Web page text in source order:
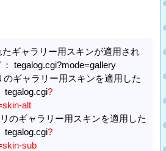
ギャラリー用スキンが適用され
tegalog.cgi?mode=gallery
ギャラリー用スキンを適用した
tegalog.cgi?
alt
のギャラリー用スキンを適用した
tegalog.cgi?
sub